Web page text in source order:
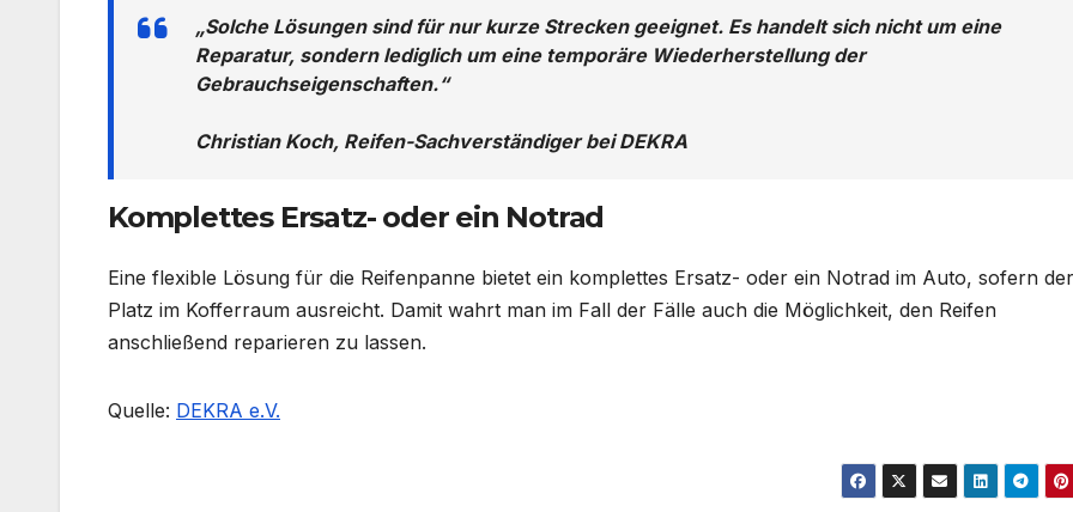
„Solche Lösungen sind für nur kurze Strecken geeignet. Es handelt sich nicht um eine
Reparatur, sondern lediglich um eine temporäre Wiederherstellung der
Gebrauchseigenschaften.“
Christian Koch, Reifen-Sachverständiger bei DEKRA
Komplettes Ersatz- oder ein Notrad
Eine flexible Lösung für die Reifenpanne bietet ein komplettes Ersatz- oder ein Notrad im Auto, sofern der
Platz im Kofferraum ausreicht. Damit wahrt man im Fall der Fälle auch die Möglichkeit, den Reifen
anschließend reparieren zu lassen.
Quelle: DEKRA e.V.